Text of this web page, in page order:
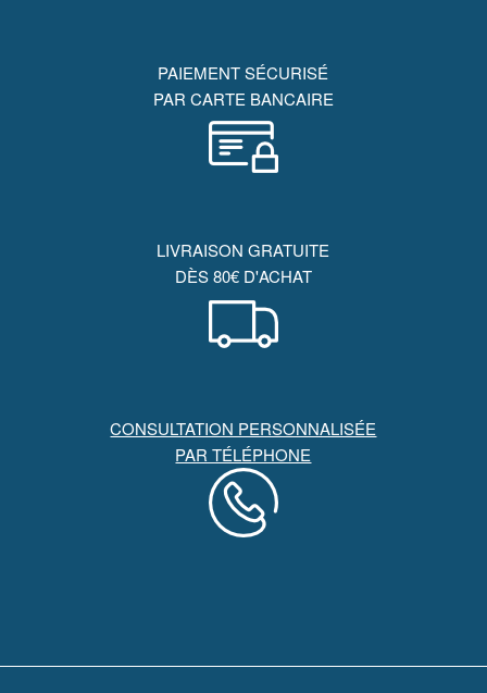
PAIEMENT SÉCURISÉ
PAR CARTE BANCAIRE
LIVRAISON GRATUITE
DÈS 80€ D'ACHAT
CONSULTATION PERSONNALISÉE
PAR TÉLÉPHONE